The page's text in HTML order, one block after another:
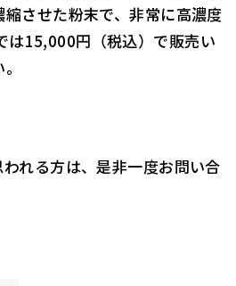
させた粉末で、非常に高濃度
15,000円（税込）で販売い
れる方は、是非一度お問い合